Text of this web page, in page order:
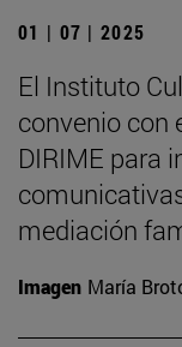
01 | 07 | 2025
El Instituto
convenio con
DIRIME para
mediación
Imagen María